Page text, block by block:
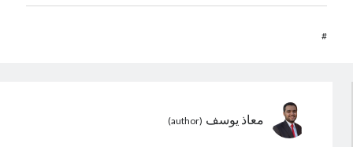
#
معاذ يوسف